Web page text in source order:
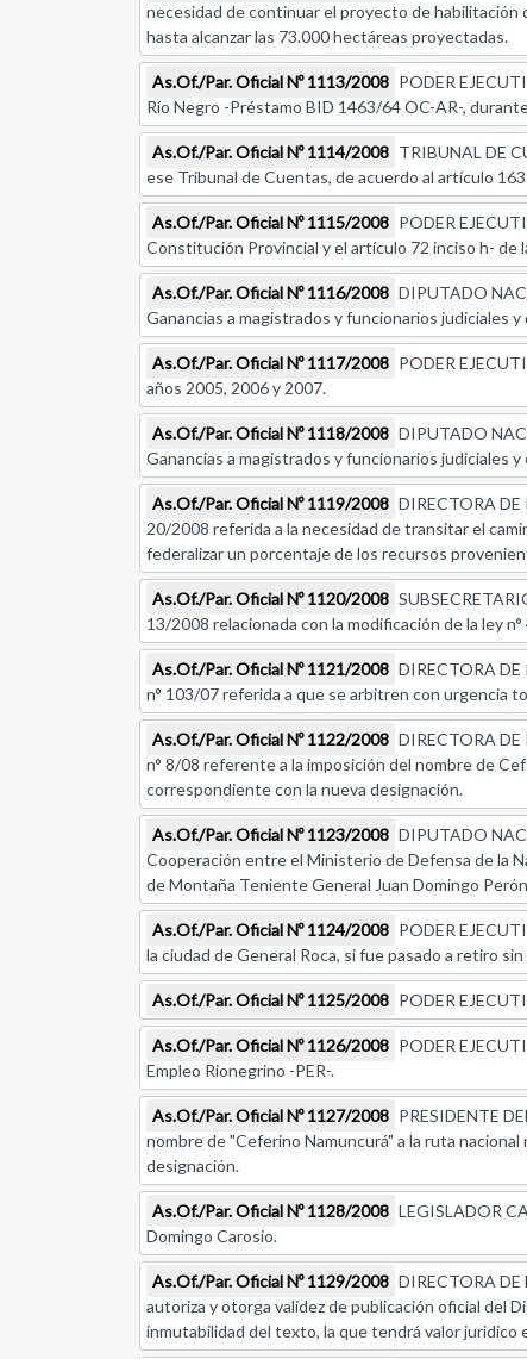
necesidad de continuar el proyecto de habilitación
hasta alcanzar las 73.000 hectáreas proyectadas.
As.Of./Par. Oficial Nº 1113/2008 PODER
Río Negro -Préstamo BID 1463/64 OC-AR-,
As.Of./Par. Oficial Nº 1114/2008 TRIBUNAL DE
ese Tribunal de Cuentas, de acuerdo al artículo
As.Of./Par. Oficial Nº 1115/2008 PODER
Constitución Provincial y el artículo 72 inciso h- de
As.Of./Par. Oficial Nº 1116/2008 DIPUTADO
Ganancias a magistrados y funcionarios judiciales
As.Of./Par. Oficial Nº 1117/2008 PODER
años 2005, 2006 y 2007.
As.Of./Par. Oficial Nº 1118/2008 DIPUTADO
Ganancias a magistrados y funcionarios judiciales
As.Of./Par. Oficial Nº 1119/2008 DIRECTORA DE
20/2008 referida a la necesidad de transitar el
federalizar un porcentaje de los recursos
As.Of./Par. Oficial Nº 1120/2008
13/2008 relacionada con la modificación de la ley
As.Of./Par. Oficial Nº 1121/2008 DIRECTORA DE
n° 103/07 referida a que se arbitren con urgencia
As.Of./Par. Oficial Nº 1122/2008 DIRECTORA DE
n° 8/08 referente a la imposición del nombre de
correspondiente con la nueva designación.
As.Of./Par. Oficial Nº 1123/2008 DIPUTADO
Cooperación entre el Ministerio de Defensa de la
de Montaña Teniente General Juan Domingo
As.Of./Par. Oficial Nº 1124/2008 PODER
la ciudad de General Roca, si fue pasado a retiro
As.Of./Par. Oficial Nº 1125/2008 PODER
As.Of./Par. Oficial Nº 1126/2008 PODER
Empleo Rionegrino -PER-.
As.Of./Par. Oficial Nº 1127/2008 PRESIDENTE
nombre de "Ceferino Namuncurá" a la ruta
designación.
As.Of./Par. Oficial Nº 1128/2008 LEGISLADOR
Domingo Carosio.
As.Of./Par. Oficial Nº 1129/2008 DIRECTORA DE
autoriza y otorga validez de publicación oficial del
inmutabilidad del texto, la que tendrá valor juridico